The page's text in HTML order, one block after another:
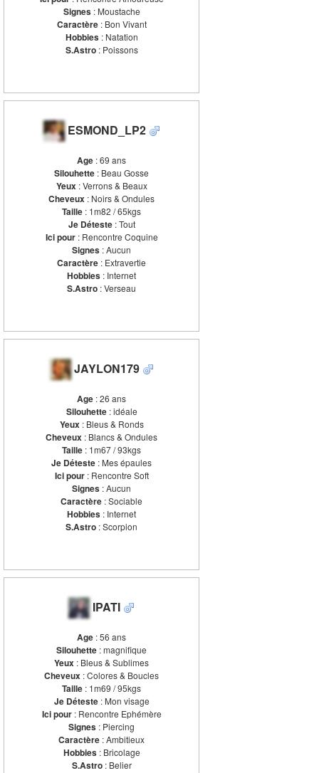
Signes: Moustache
Caractère: Bon Vivant
Hobbies: Natation
S.Astro: Poissons
ESMOND_LP2
Age : 69 ans
Silouhette : Beau Gosse
Yeux : Verrons & Beaux
Cheveux : Noirs & Ondules
Taille : 1m82 / 65kgs
Je Déteste: Tout
Ici pour: Rencontre Coquine
Signes : Aucun
Caractère : Extravertie
Hobbies : Internet
S.Astro : Verseau
JAYLON179
Age : 26 ans
Silouhette: idéale
Yeux : Bleus & Ronds
Cheveux : Blancs & Ondules
Taille : 1m67 / 93kgs
Je Déteste : Mes épaules
Ici pour: Rencontre Soft
Signes : Aucun
Caractère : Sociable
Hobbies : Internet
S.Astro : Scorpion
IPATI
Age : 56 ans
Silouhette : magnifique
Yeux : Bleus & Sublimes
Cheveux : Colores & Boucles
Taille : 1m69 / 95kgs
Je Déteste: Mon visage
Ici pour: Rencontre Ephémère
Signes : Piercing
Caractère : Ambitieux
Hobbies: Bricolage
S.Astro: Belier